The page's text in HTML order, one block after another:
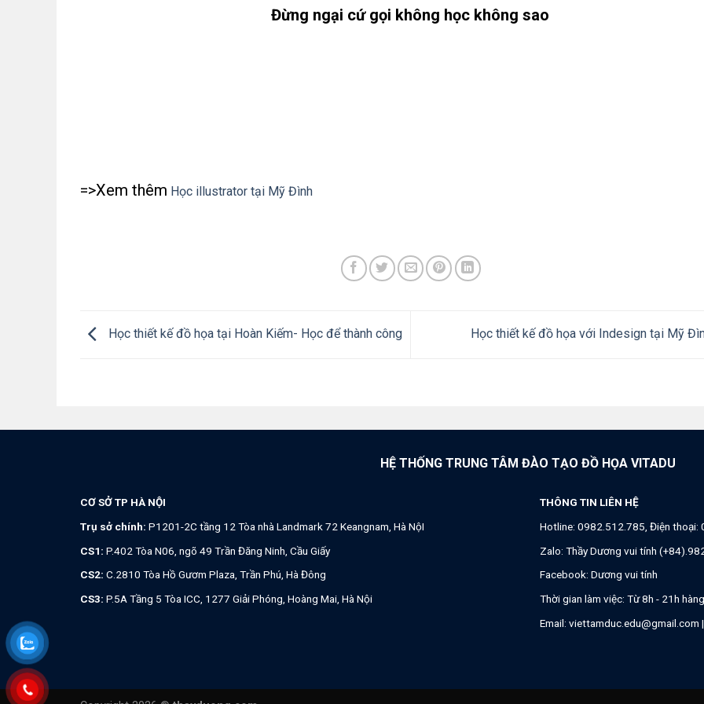
Đừng ngại cứ gọi không học không sao
=>Xem thêm Học illustrator tại Mỹ Đình
Học thiết kế đồ họa tại Hoàn Kiếm- Học để thành công Học thiết kế đồ họa với Indesign tại Mỹ
HỆ THỐNG TRUNG TÂM ĐÀO TẠO ĐỒ HỌA VITADU
CƠ SỞ TP HÀ NỘI
Trụ sở chính: P1201-2C tầng 12 Tòa nhà Landmark 72 Keangnam, Hà NộI
CS1: P.402 Tòa N06, ngõ 49 Trần Đăng Ninh, Cầu Giấy
CS2: C.2810 Tòa Hồ Gươm Plaza, Trần Phú, Hà Đông
CS3: P.5A Tầng 5 Tòa ICC, 1277 Giải Phóng, Hoàng Mai, Hà Nội
THÔNG TIN LIÊN HỆ
Hotline: 0982.512.785 , Điện thoại:
Zalo: Thầy Dương vui tính
Facebook: Dương vui tính
Thời gian làm việc: Từ 8h - 21h
Email: viettamduc.edu@gmail.com